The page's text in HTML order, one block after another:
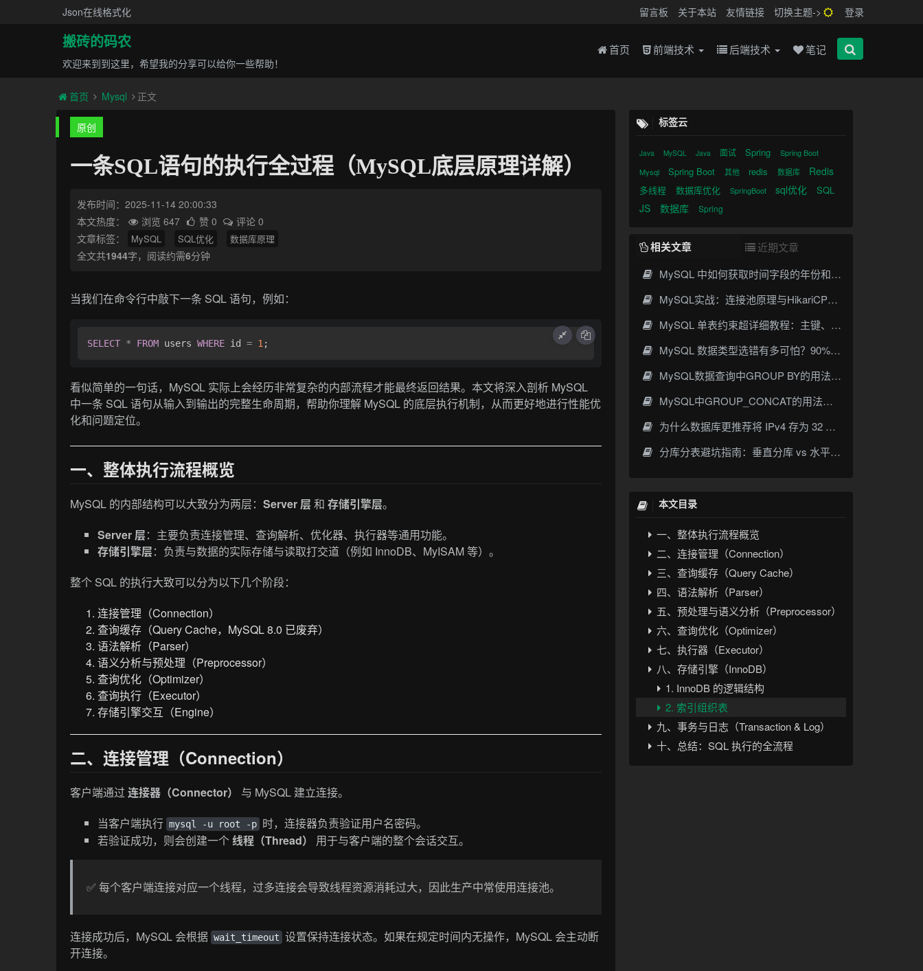
Json在线格式化 留言板 关于本站 友情链接 切换主题-> 登录
搬砖的码农
欢迎来到到这里，希望我的分享可以给你一些帮助！
首页 前端技术 后端技术 笔记
首页 Mysql 正文
原创
一条SQL语句的执行全过程（MySQL底层原理详解）
发布时间：2025-11-14 20:00:33
本文热度：
浏览 647 赞 0
评论 0
文章标签：
MySQL SQL优化 数据库原理
全文共1944字，阅读约需6分钟
当我们在命令行中敲下一条 SQL 语句，例如：
SELECT * FROM users WHERE id = 1
看似简单的一句话，MySQL 实际上会经历非常复杂的内部流程才能最终返回结果。本文将深入剖析 MySQL
中一条 SQL 语句从输入到输出的完整生命周期，帮助你理解 MySQL 的底层执行机制，从而更好地进行性能优
化和问题定位。
一、整体执行流程概览
MySQL 的内部结构可以大致分为两层：Server 层 和存储引擎层。
Server 层：主要负责连接管理、查询解析、优化器、执行器等通用功能。
存储引擎层：负责与数据的实际存储与读取打交道（例如 InnoDB、MyISAM 等）。
整个 SQL 的执行大致可以分为以下几个阶段：
连接管理（Connection）
查询缓存（Query Cache，MySQL 8.0 已废弃）
语法解析（Parser）
语义分析与预处理（Preprocessor）
查询优化（Optimizer）
查询执行（Executor）
存储引擎交互（Engine）
二、连接管理（Connection）
客户端通过连接器（Connector）
与 MySQL 建立连接。
当客户端执行 mysql -u root -p 时，连接器负责验证用户名密码。
若验证成功，则会创建一个线程（Thread） 用于与客户端的整个会话交互。
✅ 每个客户端连接对应一个线程，过多连接会导致线程资源消耗过大，因此生产中常使用连接池。
连接成功后，MySQL 会根据 wait_timeout 设置保持连接状态。如果在规定时间内无操作，MySQL 会主动断
开连接。
标签云
Java MySQL Java 面试 Spring
Spring Boot
Mysql
Spring Boot 其他 redis 数据库 Redis
多线程 数据库优化 SpringBoot sql优化 SQL
JS 数据库 Spring
相关文章
近期文章
MySQL 中如何获取时间字段的年份和月份
MySQL实战：连接池原理与HikariCP、C3P0、Druid、DBCP选型
MySQL 单表约束超详细教程：主键、非空、唯一、默认值一次讲透
MySQL 数据类型选错有多可怕？90% 开发者都踩过的坑
MySQL数据查询中GROUP BY的用法与实战详解
MySQL中GROUP_CONCAT的用法详解：语法、示例与常见坑
为什么数据库更推荐将 IPv4 存为 32 位整数而不是字符串
分库分表避坑指南：垂直分库 vs 水平分表，分片键选对才不踩雷
本文目录
一、整体执行流程概览
二、连接管理（Connection）
三、查询缓存（Query Cache）
四、语法解析（Parser）
五、预处理与语义分析（Preprocessor）
六、查询优化（Optimizer）
七、执行器（Executor）
八、存储引擎（InnoDB）
1. InnoDB 的逻辑结构
2. 索引组织表
九、事务与日志（Transaction & Log）
十、总结：SQL 执行的全流程